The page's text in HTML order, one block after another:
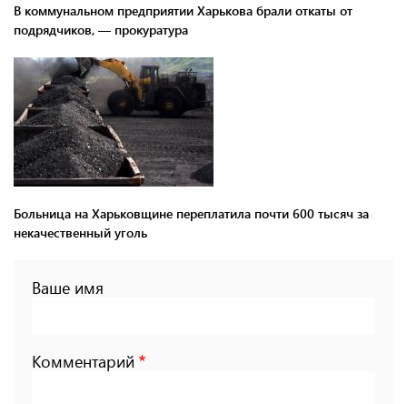
В коммунальном предприятии Харькова брали откаты от
подрядчиков, — прокуратура
Больница на Харьковщине переплатила почти 600 тысяч за
некачественный уголь
Ваше имя
Комментарий